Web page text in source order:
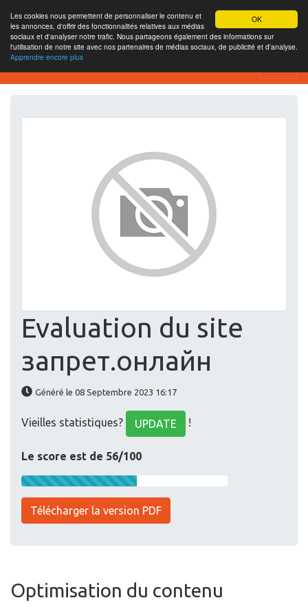
OK
Les cookies nous permettent de personnaliser le contenu et
les annonces, d'offrir des fonctionnalités relatives aux médias
sociaux et d'analyser notre trafic. Nous partageons également des informations sur
l'utilisation de notre site avec nos partenaires de médias sociaux, de publicité et d'analyse.
Apprendre encore plus
SEO Analytics
Evaluation du site
запрет.онлайн
Généré le 08 Septembre 2023 16:17
Vieilles statistiques? UPDATE !
Le score est de 56/100
Télécharger la version PDF
Optimisation du contenu